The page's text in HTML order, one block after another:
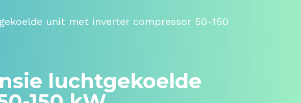
unit met inverter compressor 50-150
luchtgekoelde